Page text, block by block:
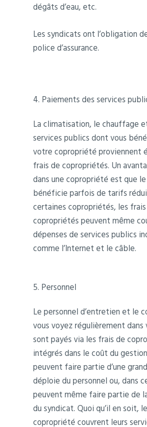
dégâts d’eau, etc.
Les syndicats ont l’obligation
police d’assurance.
4. Paiements des services
La climatisation, le chauffage
services publics dont vous
votre copropriété proviennent
frais de copropriétés. Un
dans une copropriété est que
bénéficie parfois de tarifs
certaines copropriétés, les
copropriétés peuvent même
dépenses de services publics
comme l’Internet et le câble.
5. Personnel
Le personnel d’entretien et le
vous voyez régulièrement
sont payés via les frais de
intégrés dans le coût du
peuvent faire partie d’une
déploie du personnel ou, dans
peuvent même faire partie de
du syndicat. Quoi qu’il en soit,
copropriété couvrent leurs